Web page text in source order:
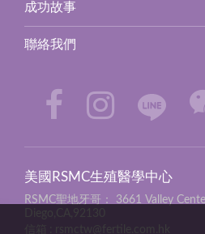
成功故事
聯絡我們
美國RSMC生殖醫學中心
RSMC聖地牙哥：
3661 Valley
Diego,CA,92130
信箱
rsmctw@fertile.com.hk